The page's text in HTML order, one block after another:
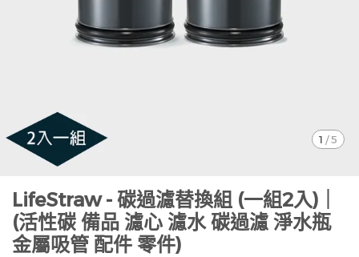
1 /5
LifeStraw - 碳過濾替換組 (一組2入)｜
(活性碳 備品 濾心 濾水 碳過濾 淨水瓶
金屬吸管 配件 零件)